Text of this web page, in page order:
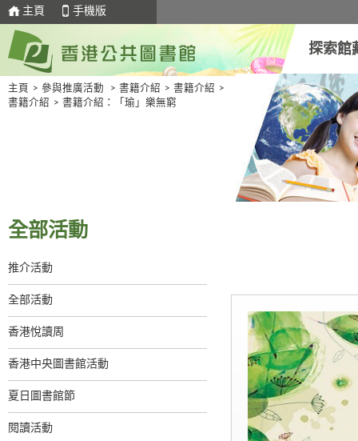
主頁 手機版
探索館
主頁 > 參與推廣活動 > 書籍介紹 > 書籍介紹 >
書籍介紹 > 書籍介紹：「瑜」樂無窮
全部活動
推介活動
全部活動
香港悅讀周
香港中央圖書館活動
夏日圖書館節
閱讀活動